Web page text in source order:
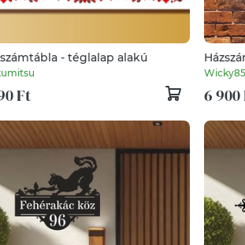
- téglalap alakú
Ft 6 900